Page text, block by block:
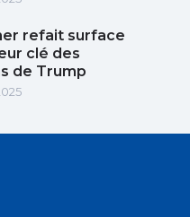
refait surface
clé des
de Trump